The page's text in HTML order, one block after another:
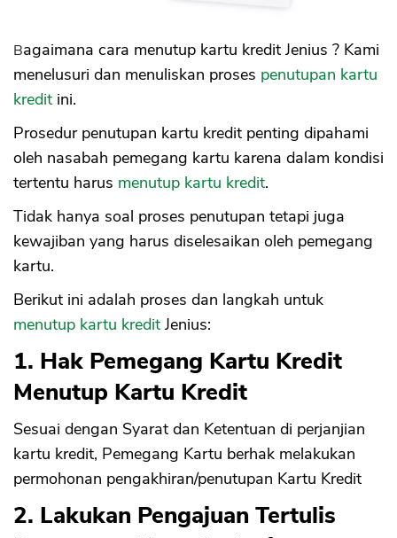
Bagaimana cara menutup kartu kredit Jenius ? Kami
menelusuri dan menuliskan proses penutupan kartu
kredit ini.
Prosedur penutupan kartu kredit penting dipahami
oleh nasabah pemegang kartu karena dalam kondisi
tertentu harus menutup kartu kredit.
Tidak hanya soal proses penutupan tetapi juga
kewajiban yang harus diselesaikan oleh pemegang
kartu.
Berikut ini adalah proses dan langkah untuk
menutup kartu kredit Jenius:
1. Hak Pemegang Kartu Kredit
Menutup Kartu Kredit
Sesuai dengan Syarat dan Ketentuan di perjanjian
kartu kredit, Pemegang Kartu berhak melakukan
permohonan pengakhiran/penutupan Kartu Kredit
2. Lakukan Pengajuan Tertulis